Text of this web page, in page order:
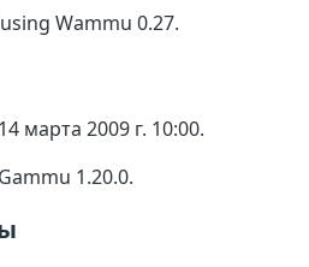
Wammu 0.27.
14 марта 2009 г. 10:00.
1.20.0.